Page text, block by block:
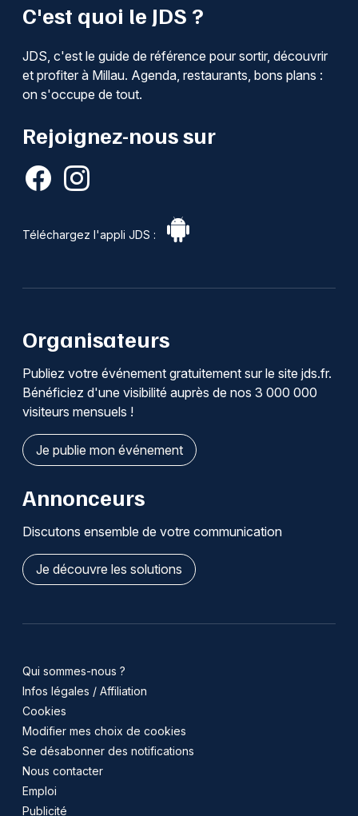
C'est quoi le JDS ?
JDS, c'est le guide de référence pour sortir, découvrir
et profiter à Millau. Agenda, restaurants, bons plans :
on s'occupe de tout.
Rejoignez-nous sur
Téléchargez l'appli JDS :
Organisateurs
Publiez votre événement gratuitement sur le site jds.fr.
Bénéficiez d'une visibilité auprès de nos 3 000 000
visiteurs mensuels !
Je publie mon événement
Annonceurs
Discutons ensemble de votre communication
Je découvre les solutions
Qui sommes-nous ?
Infos légales / Affiliation
Cookies
Modifier mes choix de cookies
Se désabonner des notifications
Nous contacter
Emploi
Publicité